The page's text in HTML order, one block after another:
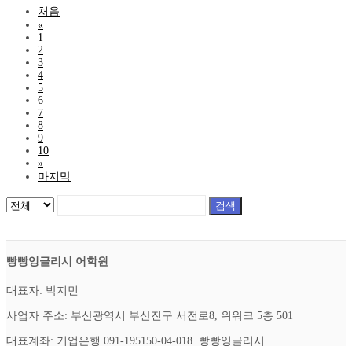
처음
«
1
2
3
4
5
6
7
8
9
10
»
마지막
검색
빵빵잉글리시 어학원
대표자: 박지민
사업자 주소: 부산광역시 부산진구 서전로8, 위워크 5층 501
대표계좌: 기업은행 091-195150-04-018 빵빵잉글리시